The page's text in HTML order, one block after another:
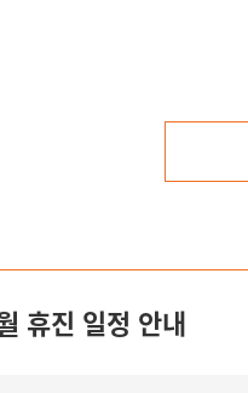
휴진 일정 안내